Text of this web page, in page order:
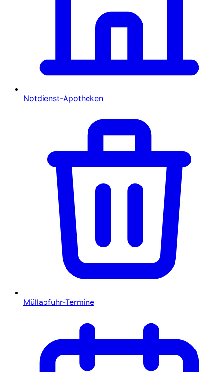
Notdienst-Apotheken
Müllabfuhr-Termine